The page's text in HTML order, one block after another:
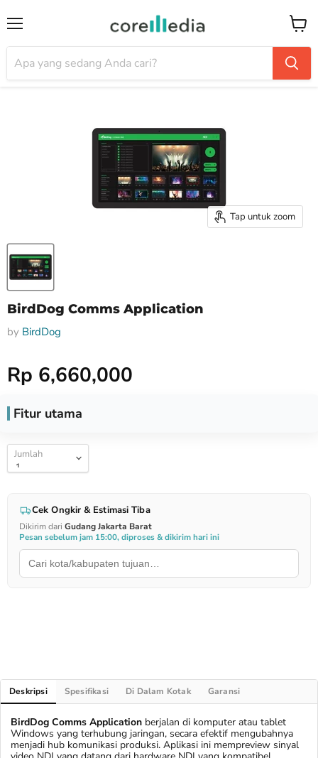
Tap untuk zoom
BirdDog Comms Application
by BirdDog
Harga Special
Rp 6,660,000
Fitur utama
Jumlah
Cek Ongkir & Estimasi Tiba
Dikirim dari Gudang Jakarta Barat
Pesan sebelum jam 15:00, diproses & dikirim hari ini
Deskripsi Spesifikasi Di Dalam Kotak Garansi
BirdDog Comms Application berjalan di komputer atau tablet
Windows yang terhubung jaringan, secara efektif mengubahnya
menjadi hub komunikasi produksi. Aplikasi ini mempreview sinyal